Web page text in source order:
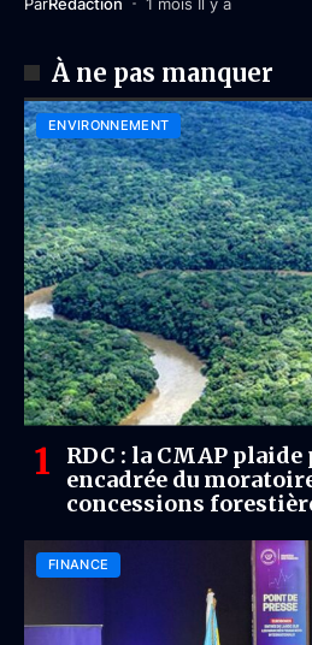
À ne pas manquer
ENVIRONNEMENT
RDC : la CMAP plaide
encadrée du
concessions
FINANCE